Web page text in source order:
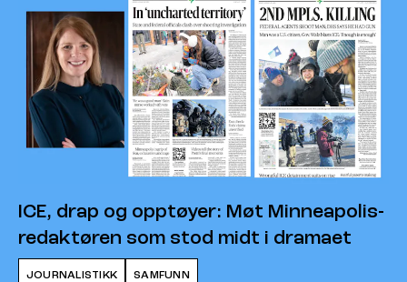
ICE, drap og opptøyer: Møt Minneapolis-
redaktøren som stod midt i dramaet
JOURNALISTIKK SAMFUNN